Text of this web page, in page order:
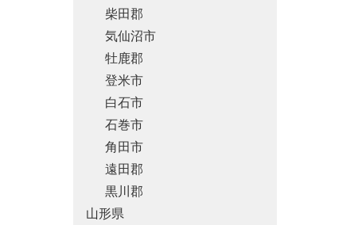
柴田郡
気仙沼市
牡鹿郡
登米市
白石市
石巻市
角田市
遠田郡
黒川郡
山形県